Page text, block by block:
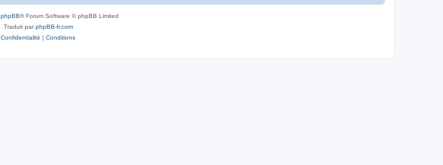
phpBB® Forum Software © phpBB Limited
Traduit parphpBB-fr.com
Confidentialité | Conditions